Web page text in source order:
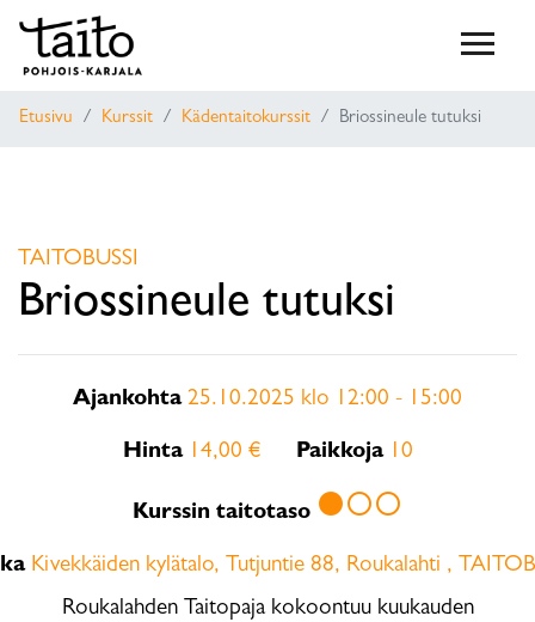
Etusivu Kurssit Kädentaitokurssit Briossineule tutuksi
TAITOBUSSI
Briossineule tutuksi
Ajankohta 25.10.2025 klo 12:00 - 15:00
Hinta 14,00 € Paikkoja 10
Kurssin taitotaso circleradio_button_uncheckedradio_button_unchecked
Kivekkäiden kylätalo, Tutjuntie 88, Roukalahti ,
Roukalahden Taitopaja kokoontuu kuukauden